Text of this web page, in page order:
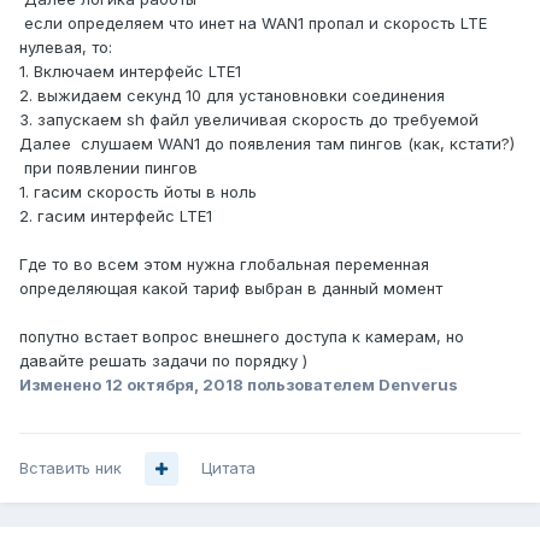
если определяем что инет на WAN1 пропал и скорость LTE
нулевая, то:
1. Включаем интерфейс LTE1
2. выжидаем секунд 10 для установновки соединения
3. запускаем sh файл увеличивая скорость до требуемой
Далее слушаем WAN1 до появления там пингов (как, кстати?)
при появлении пингов
1. гасим скорость йоты в ноль
2. гасим интерфейс LTE1
Где то во всем этом нужна глобальная переменная
определяющая какой тариф выбран в данный момент
попутно встает вопрос внешнего доступа к камерам, но
давайте решать задачи по порядку )
Изменено 12 октября, 2018 пользователем Denverus
Вставить ник Цитата